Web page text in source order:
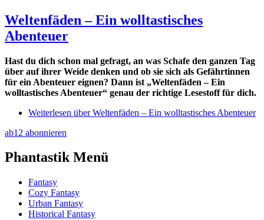
Weltenfäden – Ein wolltastisches
Abenteuer
Hast du dich schon mal gefragt, an was Schafe den ganzen Tag
über auf ihrer Weide denken und ob sie sich als Gefährtinnen
für ein Abenteuer eignen? Dann ist „Weltenfäden – Ein
wolltastisches Abenteuer“ genau der richtige Lesestoff für dich.
Weiterlesen über Weltenfäden – Ein wolltastisches Abenteuer
ab12 abonnieren
Phantastik Menü
Fantasy
Cozy Fantasy
Urban Fantasy
Historical Fantasy